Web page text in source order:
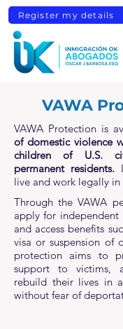
Register my details
VAWA
VAWA Protection is
of domestic violence
children of U.S.
permanent residents.
live and work legally in
Through the VAWA
apply for
and access benefits
visa or suspension of
protection aims to
support to victims,
rebuild their lives in
without fear of